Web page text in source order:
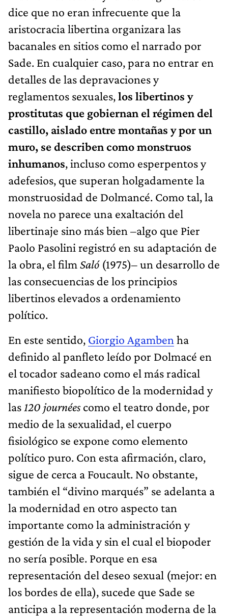
dice que no eran infrecuente que la
aristocracia libertina organizara las
bacanales en sitios como el narrado por
Sade. En cualquier caso, para no entrar en
detalles de las depravaciones y
reglamentos sexuales,los libertinos y
prostitutas que gobiernan el régimen del
castillo, aislado entre montañas y por un
muro, se describen como monstruos
inhumanos, incluso como esperpentos y
adefesios, que superan holgadamente la
monstruosidad de Dolmancé. Como tal, la
novela no parece una exaltación del
libertinaje sino más bien –algo que Pier
Paolo Pasolini registró en su adaptación de
la obra, el film Saló (1975)– un desarrollo de
las consecuencias de los principios
libertinos elevados a ordenamiento
político.
En este sentido, Giorgio Agamben ha
definido al panfleto leído por Dolmacé en
el tocador sadeano como el más radical
manifiesto biopolítico de la modernidad y
las 120 journéescomo el teatro donde, por
medio de la sexualidad, el cuerpo
fisiológico se expone como elemento
político puro. Con esta afirmación, claro,
sigue de cerca a Foucault. No obstante,
también el “divino marqués” se adelanta a
la modernidad en otro aspecto tan
importante como la administración y
gestión de la vida y sin el cual el biopoder
no sería posible. Porque en esa
representación del deseo sexual (mejor: en
los bordes de ella), sucede que Sade se
anticipa a la representación moderna de la